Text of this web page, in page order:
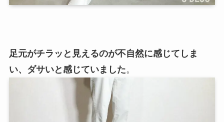
足元がチラッと見えるのが不自然に感じてしま
い、ダサいと感じていました。